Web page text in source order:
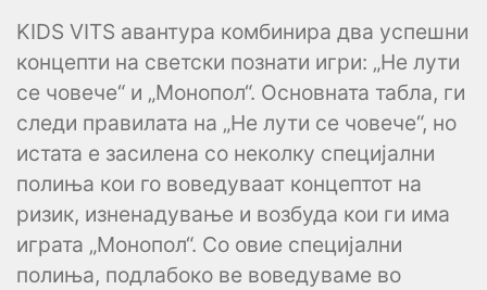
KIDS VITS авантура комбинира два успешни
концепти на светски познати игри: „Не лути
се човече“ и „Монопол“. Основната табла, ги
следи правилата на „Не лути се човече“, но
истата е засилена со неколку специјални
полиња кои го воведуваат концептот на
ризик, изненадување и возбуда кои ги има
играта „Монопол“. Со овие специјални
полиња, подлабоко ве воведуваме во